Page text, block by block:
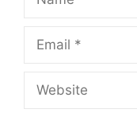
Email
Website